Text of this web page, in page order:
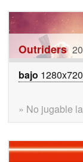
Outriders
bajo 1280x720
» No jugable